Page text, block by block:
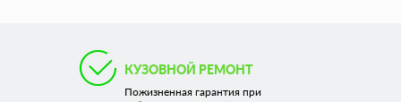
КУЗОВНОЙ РЕМОНТ
Пожизненная гарантия при